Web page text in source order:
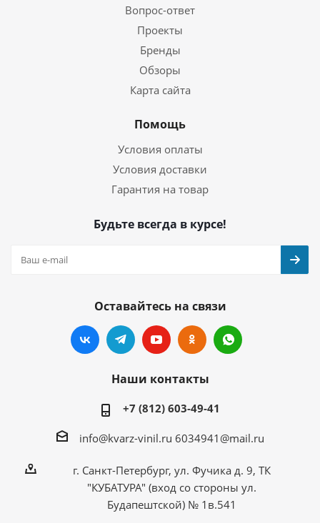
Вопрос-ответ
Проекты
Бренды
Обзоры
Карта сайта
Помощь
Условия оплаты
Условия доставки
Гарантия на товар
Будьте всегда в курсе!
Оставайтесь на связи
Наши контакты
+7 (812) 603-49-41
info@kvarz-vinil.ru 6034941@mail.ru
г. Санкт-Петербург, ул. Фучика д. 9, ТК
"КУБАТУРА" (вход со стороны ул.
Будапештской) № 1в.541